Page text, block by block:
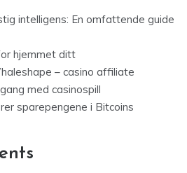
intelligens: En omfattende guide
hjemmet ditt
– casino affiliate
med casinospill
sparepengene i Bitcoins